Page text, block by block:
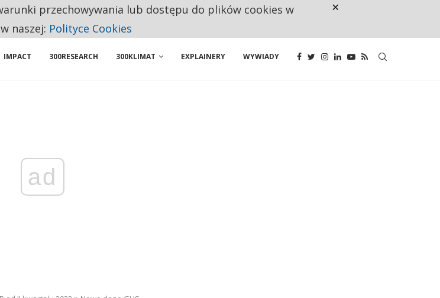
PODMIOTY Z POLSKI
IMPACT 300RESEARCH 300KLIMAT EXPLAINERY WYWIADY
ad
przechowywania lub dostępu do plików cookies w
naszej: Polityce Cookies
×